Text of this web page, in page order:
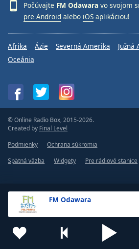
FM Odawara
Počúvajte FM Odawara vo svojom
pre Android alebo iOS aplikáciou!
Afrika Ázie Severná Amerika Južná
Oceánia
© Online Radio Box, 2015-2026.
Created by Final Level
Podmienky
Ochrana súkromia
Spätná väzba
Widgety Pre rádiové stanice